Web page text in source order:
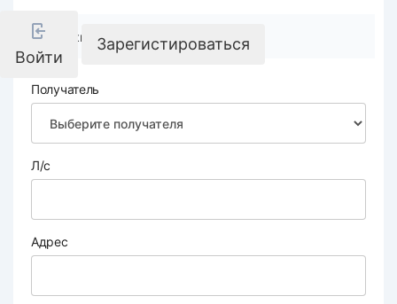
Войти
Зарегистироваться
Реквизиты компании
Получатель
Л/с
Адрес